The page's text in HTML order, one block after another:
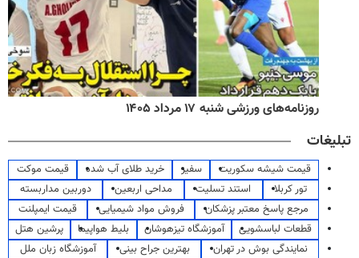
روزنامه‌های ورزشی شنبه ۱۷ مرداد ۱۴۰۵
تبلیغات
قیمت شیشه سکوریت سفیر خرید طلای آب شده
قیمت موکت
تور کربلا
استند تسلیت مداحی اربعین
دوربین مداربسته
مرجع پاسخ معتبر پزشکان
فروش مواد شیمیایی
قیمت ایمپلنت
قطعات لباسشویی
آموزشگاه تیزهوشان بلیط هواپیما
پرشین هتل
نمایندگی بوش در تهران
بهترین جراح بینی
آموزشگاه زبان ملل